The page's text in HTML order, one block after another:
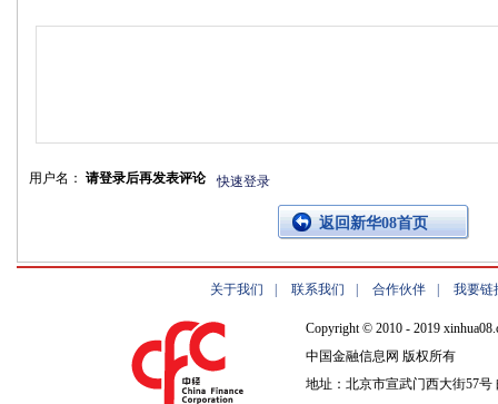
用户名： 请登录后再发表评论 快速登录
返回新华08首页
关于我们 联系我们 合作伙伴 我要链
Copyright © 2010 - 2019
中国金融信息网 版权所有
地址：北京市宣武门西大街57号